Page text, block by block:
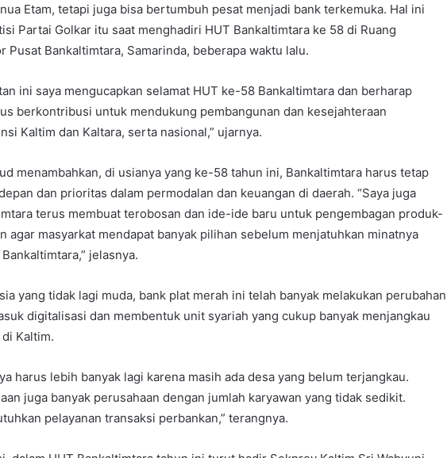
Etam, tetapi juga bisa bertumbuh pesat menjadi bank terkemuka. Hal ini
Partai Golkar itu saat menghadiri HUT Bankaltimtara ke 58 di Ruang
Pusat Bankaltimtara, Samarinda, beberapa waktu lalu.
ini saya mengucapkan selamat HUT ke-58 Bankaltimtara dan berharap
berkontribusi untuk mendukung pembangunan dan kesejahteraan
Kaltim dan Kaltara, serta nasional,” ujarnya.
menambahkan, di usianya yang ke-58 tahun ini, Bankaltimtara harus tetap
dan prioritas dalam permodalan dan keuangan di daerah. “Saya juga
terus membuat terobosan dan ide-ide baru untuk pengembagan produk-
agar masyarkat mendapat banyak pilihan sebelum menjatuhkan minatnya
jelasnya.
yang tidak lagi muda, bank plat merah ini telah banyak melakukan perubahan
digitalisasi dan membentuk unit syariah yang cukup banyak menjangkau
Kaltim.
harus lebih banyak lagi karena masih ada desa yang belum terjangkau.
juga banyak perusahaan dengan jumlah karyawan yang tidak sedikit.
pelayanan transaksi perbankan,” terangnya.